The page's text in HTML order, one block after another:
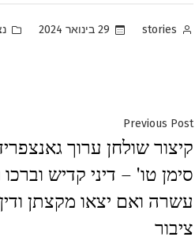
Posted
stories 29 בינואר 2024
ניווט
Previous Post
post:
קיצור שולחן ערוך
סימן טו' – דיני קדיש וברכו
עשרה ואם יצאו מקצתן
ציבור